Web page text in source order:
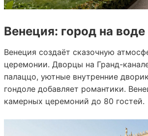
Венеция: город на воде
Венеция создаёт сказочную
церемонии. Дворцы на Гранд-
палаццо, уютные внутренние
гондоле добавляет романтики.
камерных церемоний до 80 гостей.